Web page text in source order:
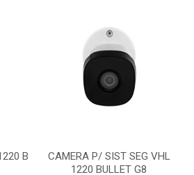
B
CAMERA P/ SIST SEG VHL
1220 BULLET G8